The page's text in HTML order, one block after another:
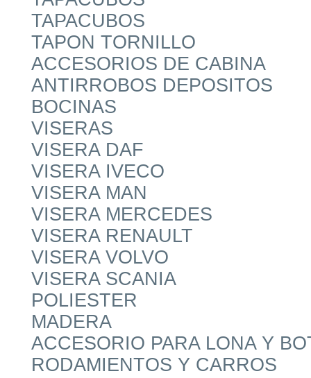
TAPACUBOS
TAPON TORNILLO
ACCESORIOS DE CABINA
ANTIRROBOS DEPOSITOS
BOCINAS
VISERAS
VISERA DAF
VISERA IVECO
VISERA MAN
VISERA MERCEDES
VISERA RENAULT
VISERA VOLVO
VISERA SCANIA
POLIESTER
MADERA
ACCESORIO PARA LONA Y
RODAMIENTOS Y CARROS